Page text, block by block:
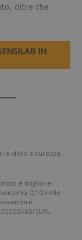
oltre che
IN
e della sicurezza
è migliore
Q10 nelle
(URL